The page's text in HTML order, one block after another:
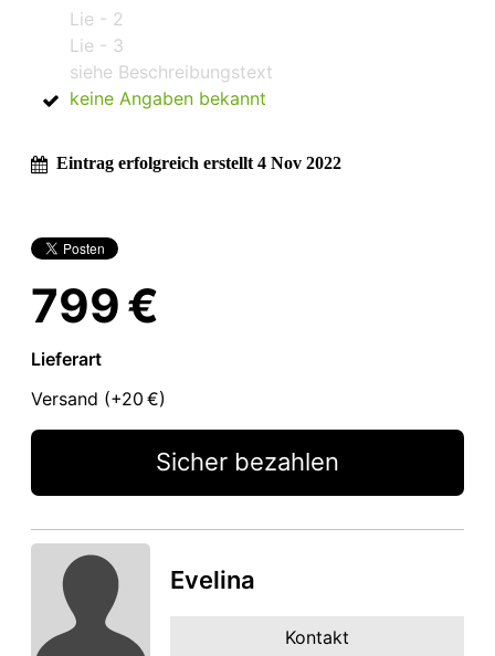
Lie - 2
Lie - 3
siehe Beschreibungstext
keine Angaben bekannt
Eintrag erfolgreich erstellt 4 Nov 2022
799 €
Lieferart
Versand (+20 €)
Sicher bezahlen
Evelina
Kontakt